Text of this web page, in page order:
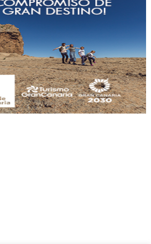
| 9.7.2025
para mi perra. Pastor alemán, hembra, 4 años. Por